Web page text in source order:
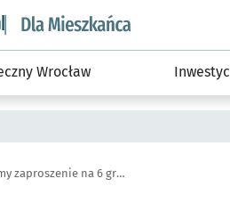
wroclaw.pl podserwis: Dla
Wrocław
Macie ochotę na świąteczny koncert w Imparcie? Mamy zaproszenie na 6 grudnia [ZAKOŃCZONY]